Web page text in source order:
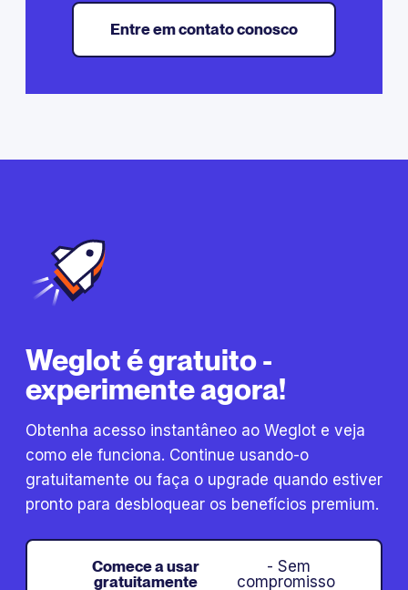
Entre em contato conosco
Weglot é gratuito -
experimente agora!
Obtenha acesso instantâneo ao Weglot e veja
como ele funciona. Continue usando-o
gratuitamente ou faça o upgrade quando estiver
pronto para desbloquear os benefícios premium.
Comece a usar
gratuitamente
- Sem
compromisso